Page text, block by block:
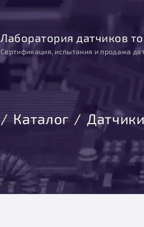
Лаборатория датчиков
Сертификация, испытания и продажа
Каталог